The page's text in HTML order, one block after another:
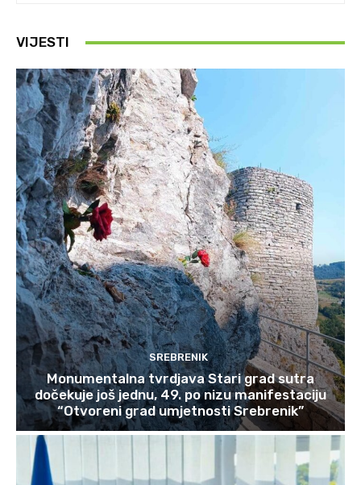
VIJESTI
SREBRENIK
Monumentalna tvrdjava Stari grad sutra
dočekuje još jednu, 49. po nizu manifestaciju
“Otvoreni grad umjetnosti Srebrenik”